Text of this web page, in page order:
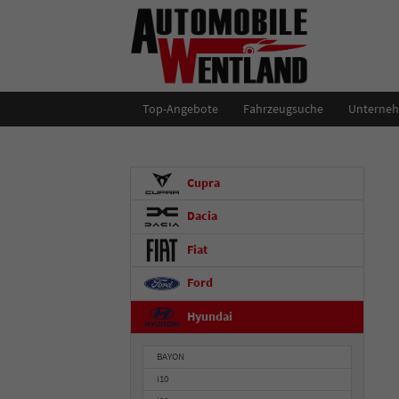
Top-Angebote Fahrzeugsuche
Cupra
Dacia
Fiat
Ford
Hyundai
BAYON
i10